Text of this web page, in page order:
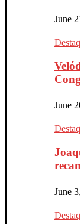
June
June
June